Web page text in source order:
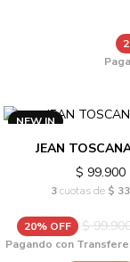
NEW IN
JEAN
$ 99.900
3cuotas de $
20% OFF $
Pagando con